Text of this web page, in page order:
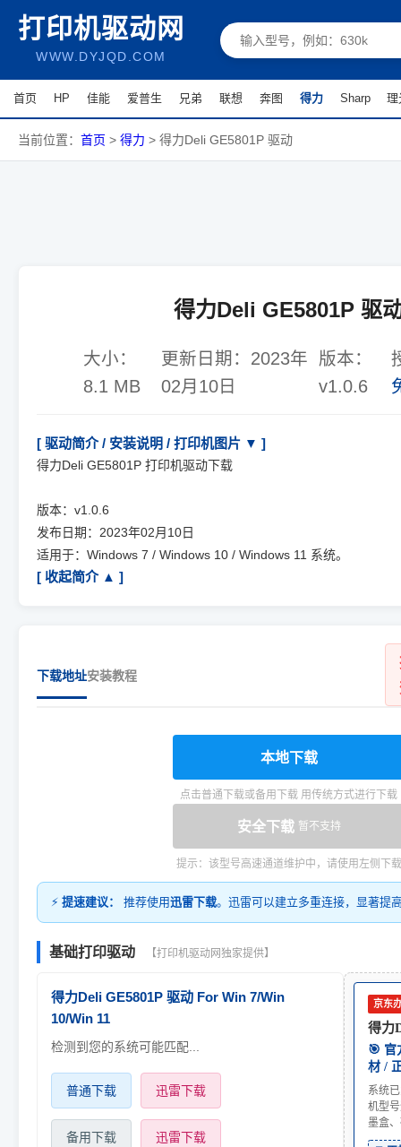
打印机驱动网
WWW.DYJQD.COM
首页 HP 佳能 爱普生 兄弟 联想 奔图 得力 Sharp 理
当前位置： 首页 > 得力 > 得力Deli GE5801P 驱动
得力Deli GE5801P 驱
大小：
8.1 MB
更新日期： 2023年
02月10日
版本：
v1.0.6
[ 驱动简介 / 安装说明 / 打印机图片 ▼ ]
得力Deli GE5801P 打印机驱动下载
版本：v1.0.6
发布日期：2023年02月10日
适用于：Windows 7 / Windows 10 / Windows 11 系统。
[ 收起简介 ▲ ]
下载地址安装教程
本地下载
点击普通下载或备用下载 用传统方式进行下载
安全下载 暂不支持
提示：该型号高速通道维护中，请使用左侧下载
⚡ 提速建议： 推荐使用迅雷下载。迅雷可以建立多重连接，显著提
基础打印驱动 【打印机驱动网独家提供】
得力Deli GE5801P 驱动 For Win 7/Win
10/Win 11
检测到您的系统可能匹配...
普通下载 迅雷下载
备用下载 迅雷下载
京东
得力
🎯 官
材 /
系统
机型
墨盒